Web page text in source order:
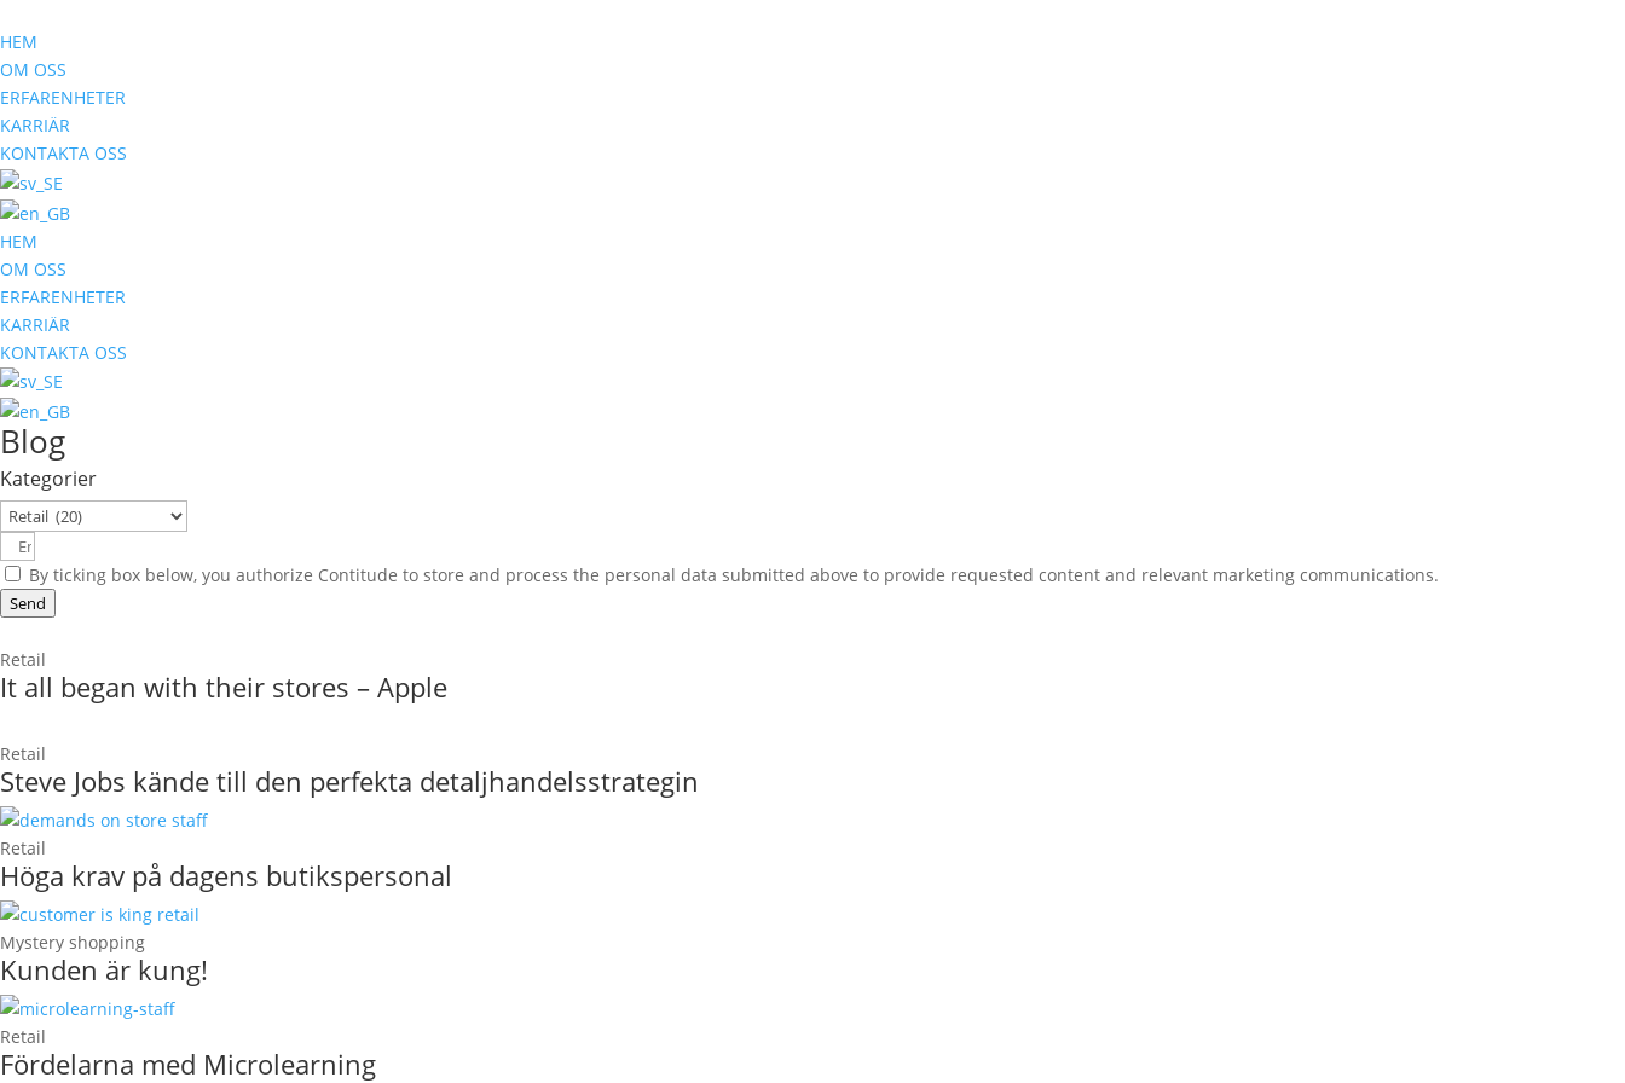
HEM
OM OSS
ERFARENHETER
KARRIÄR
KONTAKTA OSS
HEM
OM OSS
ERFARENHETER
KARRIÄR
KONTAKTA OSS
Blog
Kategorier
Kategorier
By ticking box below, you authorize Contitude to store and process the personal data submitted above to provide requested content and relevant marketing communications.
Send
Retail
It all began with their stores – Apple
Retail
Steve Jobs kände till den perfekta detaljhandelsstrategin
Retail
Höga krav på dagens butikspersonal
Mystery shopping
Kunden är kung!
Retail
Fördelarna med Microlearning